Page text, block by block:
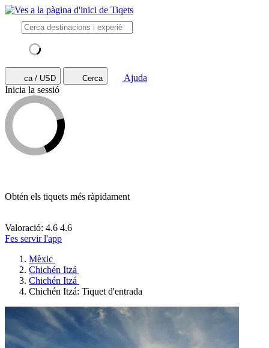
ca / USD Cerca
Ajuda
Inicia la sessió
Obtén els tiquets més ràpidament
Valoració: 4.6 4.6
Fes servir l'app
Mèxic
Chichén Itzá
Chichén Itzá
Chichén Itzá: Tiquet d'entrada